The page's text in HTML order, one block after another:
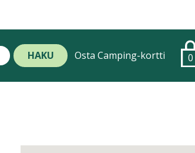
HAKU Osta Camping-kortti 0